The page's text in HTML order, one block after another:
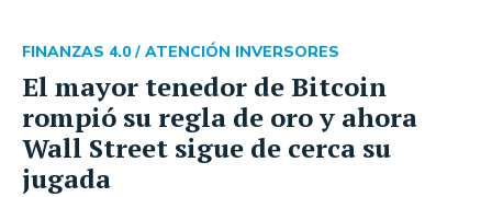
El mayor tenedor de Bitcoin
rompió su regla de oro y ahora
Wall Street sigue de cerca su
jugada
FINANZAS 4.0 / ATENCIÓN INVERSORES